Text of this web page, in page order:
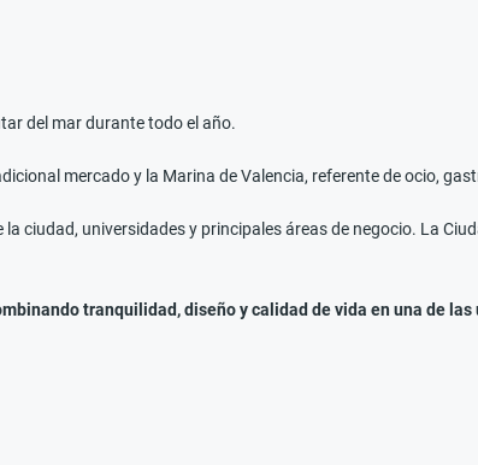
del mar durante todo el año.
mercado y la Marina de Valencia, referente de ocio,
ciudad, universidades y principales áreas de negocio. La
tranquilidad, diseño y calidad de vida en una de